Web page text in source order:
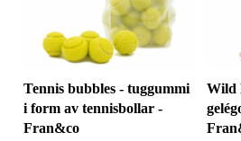
Tennis bubbles - tuggummi
i form av tennisbollar -
Fran&co
Wild